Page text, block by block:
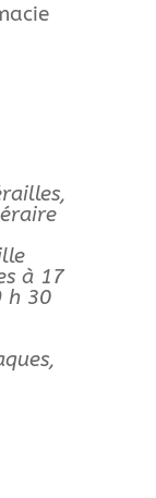
à 17
h 30